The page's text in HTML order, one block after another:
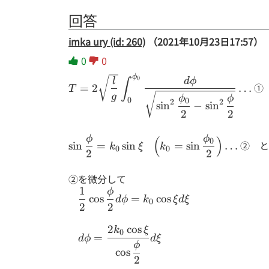
回答
imka ury (id: 260)
（2021年10月23日17:57）
0
0
T=2\sqrt{\dfrac{l}{g}}
\displaystyle
\int_{0}^{\phi_0}
{\sqrt{\sin^2{\dfrac{\phi_0}
{2}} - \sin^2{\dfrac{\phi}
T = 2
g
l ∫0
ϕ0
sin2
2
ϕ0 − sin2
2
ϕ
dϕ
… ①
\sin
\dfrac{\phi}
\sin \xi
sin
2
ϕ
= k0 sin ξ
\Bigl(k_0=\sin
\dfrac{\phi_0}
(k0 = sin
2
ϕ0 ) … ② と
②を微分して
\dfrac{1}{2}
\cos{\dfrac{\phi}
\cos{\xi} d\xi
2
1
cos
2
ϕ
dϕ = k0 cosξdξ
d \phi =
\dfrac{2k_0
\cos{\xi}}
dϕ =
cos
2
ϕ
2k0 cosξ
dξ